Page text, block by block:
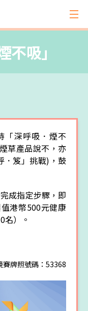
吸」
「深呼吸．煙不
草產品說不，亦
．笈」挑戰)，鼓
成指定步驟，即
港幣500元健康
名）。
牌照號碼：53368